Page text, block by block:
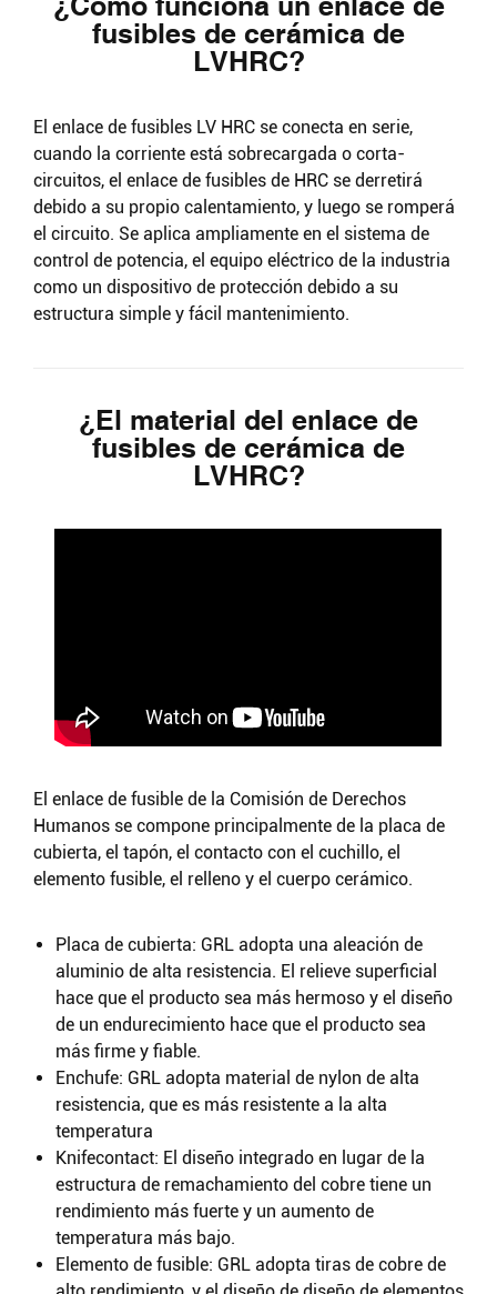
fusibles de cerámica de
LVHRC?
El enlace de fusibles LV HRC se conecta en serie,
cuando la corriente está sobrecargada o corta-
circuitos, el enlace de fusibles de HRC se derretirá
debido a su propio calentamiento, y luego se romperá
el circuito. Se aplica ampliamente en el sistema de
control de potencia, el equipo eléctrico de la industria
como un dispositivo de protección debido a su
estructura simple y fácil mantenimiento.
¿El material del enlace de
fusibles de cerámica de
LVHRC?
El enlace de fusible de la Comisión de Derechos
Humanos se compone principalmente de la placa de
cubierta, el tapón, el contacto con el cuchillo, el
elemento fusible, el relleno y el cuerpo cerámico.
Placa de cubierta: GRL adopta una aleación de
aluminio de alta resistencia. El relieve superficial
hace que el producto sea más hermoso y el diseño
de un endurecimiento hace que el producto sea
más firme y fiable.
Enchufe: GRL adopta material de nylon de alta
resistencia, que es más resistente a la alta
temperatura
Knifecontact: El diseño integrado en lugar de la
estructura de remachamiento del cobre tiene un
rendimiento más fuerte y un aumento de
temperatura más bajo.
Elemento de fusible: GRL adopta tiras de cobre de